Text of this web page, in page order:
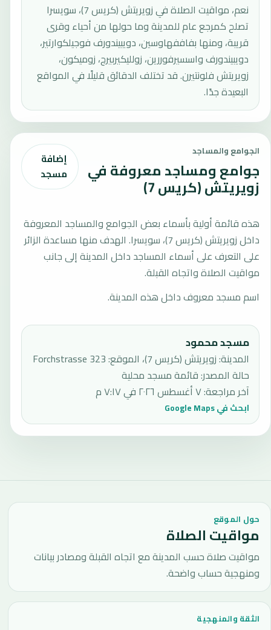
نعم، مواقيت الصلاة في زويريتش (كريس 7)، سويسرا
تصلح كمرجع عام للمدينة وما حولها من أحياء وقرى
قريبة، ومنها بفاففهاوسين، دويبيندورف فوجيلكوارتير،
دويبيندورف واسسيرفوررين، زولليكيربيرج، زوميكون،
زويريتش فلونتيرن. قد تختلف الدقائق قليلًا في المواقع
البعيدة جدًا.
الجوامع والمساجد
جوامع ومساجد معروفة في
زويريتش (كريس 7)
إضافة
مسجد
هذه قائمة أولية بأسماء بعض الجوامع والمساجد المعروفة
داخل زويريتش (كريس 7)، سويسرا. الهدف منها مساعدة الزائر
على التعرف على أسماء المساجد داخل المدينة إلى جانب
مواقيت الصلاة واتجاه القبلة.
اسم مسجد معروف داخل هذه المدينة.
مسجد محمود
المدينة: زويريتش (كريس 7)، الموقع: Forchstrasse 323
حالة المصدر:قائمة مسجد محلية
آخر مراجعة:٧ أغسطس ٢٠٢٦ في ٧:١٧ م
ابحث في Google Maps
حول الموقع
مواقيت الصلاة
مواقيت صلاة حسب المدينة مع اتجاه القبلة ومصادر بيانات
ومنهجية حساب واضحة.
الثقة والمنهجية